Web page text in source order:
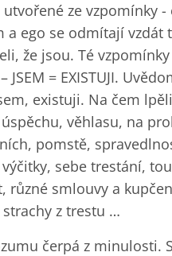
ze vzpomínky -
a ego se odmítají vzdát
že jsou. Té
JSEM = EXISTUJI.
existuji. Na čem
věhlasu, na
pomstě,
sebe trestání,
různé smlouvy a
z trestu …
čerpá z minulosti.